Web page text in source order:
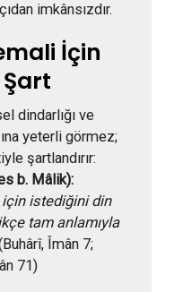
imkânsızdır.
İçin
dindarlığı ve
yeterli görmez;
şartlandırır:
b. Mâlik):
için istediğini din
tam anlamıyla
Îmân 7;
71)